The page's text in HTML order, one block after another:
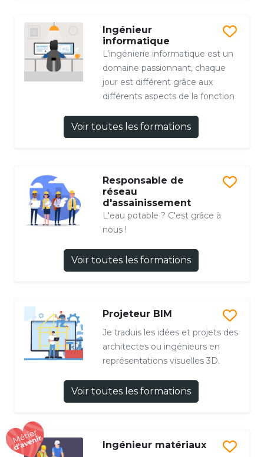
Ingénieur
informatique
L’ingénierie informatique est un
domaine passionnant, chaque
jour est différent grâce aux
différents aspects de la fonction
Voir toutes les formations
Responsable de
réseau
d'assainissement
L'eau potable ? C'est grâce à
nous !
Voir toutes les formations
Projeteur BIM
Je traduis les idées et projets des
architectes ou ingénieurs en
représentations visuelles 3D.
Voir toutes les formations
Ingénieur matériaux